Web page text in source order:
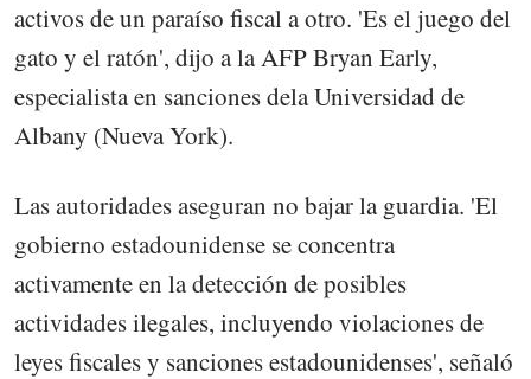
activos de un paraíso fiscal a otro. 'Es el juego del
gato y el ratón', dijo a la AFP Bryan Early,
especialista en sanciones dela Universidad de
Albany (Nueva York).
Las autoridades aseguran no bajar la guardia. 'El
gobierno estadounidense se concentra
activamente en la detección de posibles
actividades ilegales, incluyendo violaciones de
leyes fiscales y sanciones estadounidenses', señaló